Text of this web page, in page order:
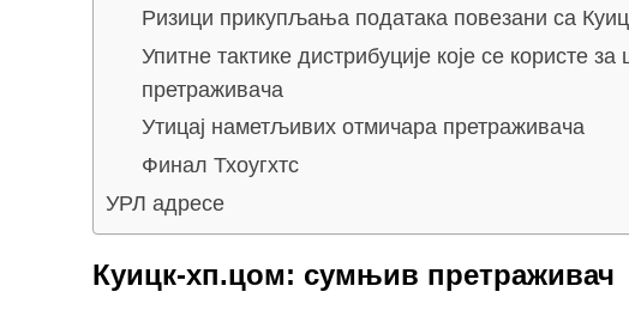
Ризици прикупљања података повезани са
Упитне тактике дистрибуције које се користе
претраживача
Утицај наметљивих отмичара претраживача
Финал Тхоугхтс
УРЛ адресе
Куицк-хп.цом: сумњив претраживач